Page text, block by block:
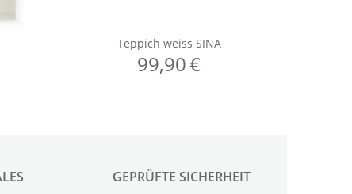
GEPRÜFTE SICHERHEIT